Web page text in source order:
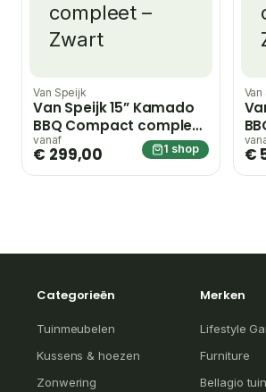
Van Speijk
Van Speijk 15” Kamado
BBQ Compact compleet
– Zwart
vanaf
€ 299,00 1 shop €
Categorieën
Tuinmeubelen
Kussens & hoezen
Zonwering
Merken
Lifestyle
Furniture
Bellagio